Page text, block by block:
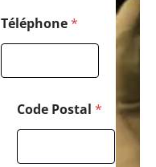
Téléphone*
Code Postal *